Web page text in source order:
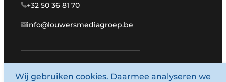
+32 50 36 81 70
info@louwersmediagroep.be
www.louwersmediagroep.com
Wij gebruiken cookies. Daarmee analyseren we